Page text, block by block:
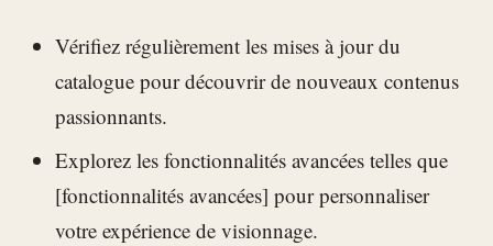
Vérifiez régulièrement les mises à jour du
catalogue pour découvrir de nouveaux contenus
passionnants.
Explorez les fonctionnalités avancées telles que
[fonctionnalités avancées] pour personnaliser
votre expérience de visionnage.